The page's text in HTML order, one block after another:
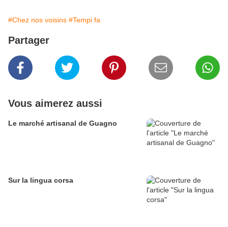
#Chez nos voisins #Tempi fa
Partager
Vous aimerez aussi
Le marché artisanal de Guagno
Sur la lingua corsa